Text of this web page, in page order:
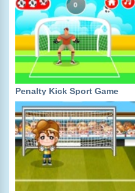
Penalty Kick Sport Game